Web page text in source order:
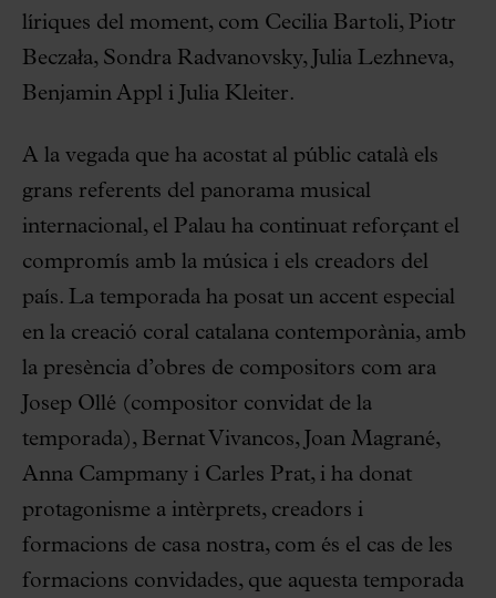
líriques del moment, com Cecilia Bartoli, Piotr
Beczała, Sondra Radvanovsky, Julia Lezhneva,
Benjamin Appl i Julia Kleiter.
A la vegada que ha acostat al públic català els
grans referents del panorama musical
internacional, el Palau ha continuat reforçant el
compromís amb la música i els creadors del
país. La temporada ha posat un accent especial
en la creació coral catalana contemporània, amb
la presència d’obres de compositors com ara
Josep Ollé (compositor convidat de la
temporada), Bernat Vivancos, Joan Magrané,
Anna Campmany i Carles Prat, i ha donat
protagonisme a intèrprets, creadors i
formacions de casa nostra, com és el cas de les
formacions convidades, que aquesta temporada